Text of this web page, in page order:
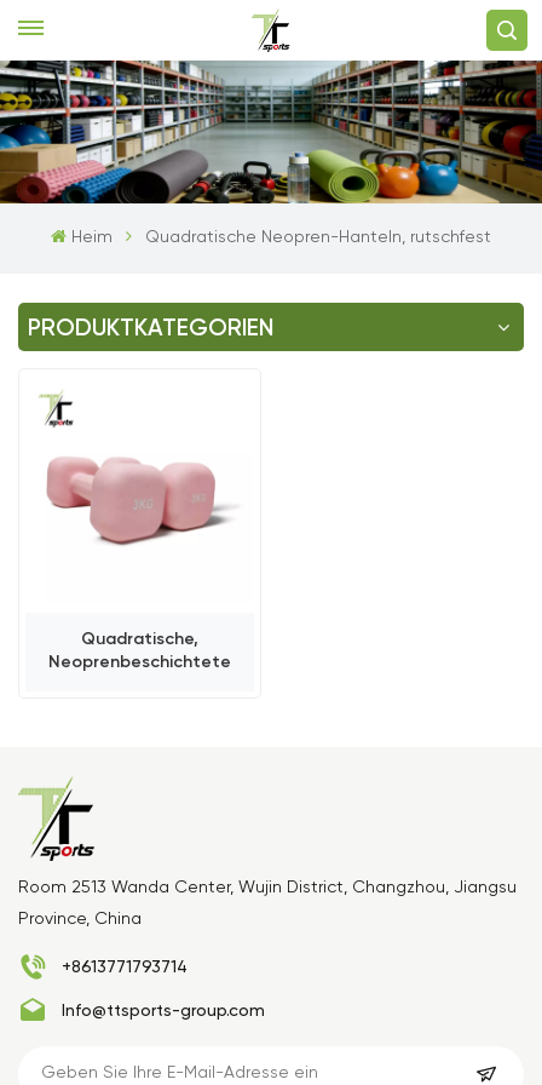
Heim Quadratische Neopren-Hanteln, rutschfest
PRODUKTKATEGORIEN
Quadratische,
Neoprenbeschichtete
Room 2513 Wanda Center, Wujin District, Changzhou, Jiangsu
Province, China
+8613771793714
Info@ttsports-group.com